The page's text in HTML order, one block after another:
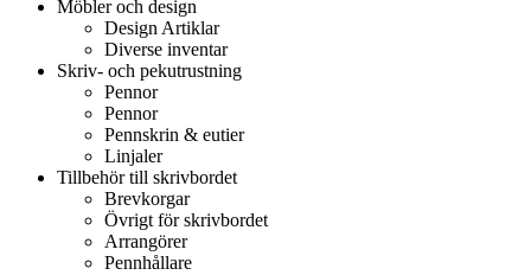
Möbler och design
Design Artiklar
Diverse inventar
Skriv- och pekutrustning
Pennor
Pennor
Pennskrin & eutier
Linjaler
Tillbehör till skrivbordet
Brevkorgar
Övrigt för skrivbordet
Arrangörer
Pennhållare